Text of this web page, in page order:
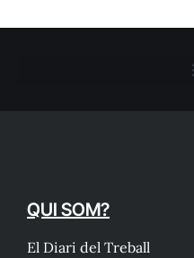
QUI SOM?
El Diari del Treball